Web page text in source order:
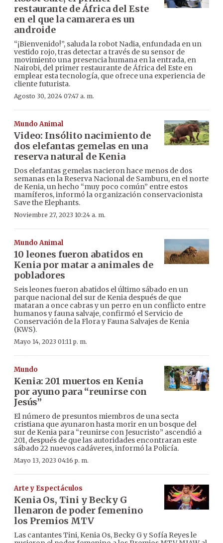
restaurante de África del Este
en el que la camarera es un
androide
“¡Bienvenido!”, saluda la robot Nadia, enfundada en un
vestido rojo, tras detectar a través de su sensor de
movimiento una presencia humana en la entrada, en
Nairobi, del primer restaurante de África del Este en
emplear esta tecnología, que ofrece una experiencia de
cliente futurista.
Agosto 30, 2024 07:47 a. m.
Mundo Animal
Video: Insólito nacimiento de
dos elefantas gemelas en una
reserva natural de Kenia
Dos elefantas gemelas nacieron hace menos de dos
semanas en la Reserva Nacional de Samburu, en el norte
de Kenia, un hecho “muy poco común” entre estos
mamíferos, informó la organización conservacionista
Save the Elephants.
Noviembre 27, 2023 10:24 a. m.
Mundo Animal
10 leones fueron abatidos en
Kenia por matar a animales de
pobladores
Seis leones fueron abatidos el último sábado en un
parque nacional del sur de Kenia después de que
mataran a once cabras y un perro en un conflicto entre
humanos y fauna salvaje, confirmó el Servicio de
Conservación de la Flora y Fauna Salvajes de Kenia
(KWS).
Mayo 14, 2023 01:11 p. m.
Mundo
Kenia: 201 muertos en Kenia
por ayuno para “reunirse con
Jesús”
El número de presuntos miembros de una secta
cristiana que ayunaron hasta morir en un bosque del
sur de Kenia para “reunirse con Jesucristo” ascendió a
201, después de que las autoridades encontraran este
sábado 22 nuevos cadáveres, informó la Policía.
Mayo 13, 2023 04:16 p. m.
Arte y Espectáculos
Kenia Os, Tini y Becky G
llenaron de poder femenino
los Premios MTV
Las cantantes Tini, Kenia Os, Becky G y Sofía Reyes le